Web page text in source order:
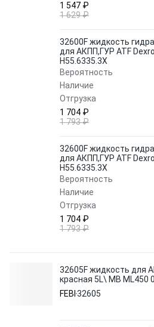
1 547 ₽
1 629 ₽
32600F жидкость
для АКПП,ГУР ATF
H55.6335.3X
Вероятность
Наличие
Отгрузка
1 704 ₽
1 793 ₽
32600F жидкость
для АКПП,ГУР ATF
H55.6335.3X
Вероятность
Наличие
Отгрузка
1 704 ₽
1 793 ₽
32605F жидкость для
красная 5L\ MB ML450
FEBI 32605